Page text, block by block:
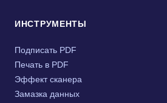
ИНСТРУМЕНТЫ
Подписать PDF
Печать в PDF
Эффект сканера
Замазка данных